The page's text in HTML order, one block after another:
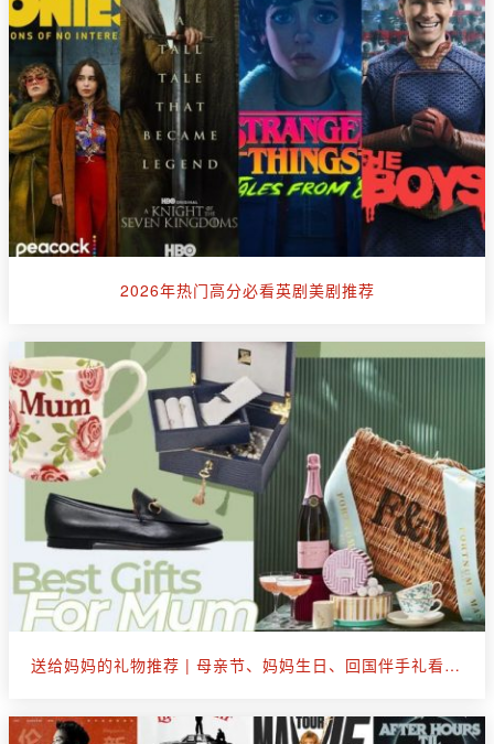
2026年热门高分必看英剧美剧推荐
送给妈妈的礼物推荐 | 母亲节、妈妈生日、回国伴手礼看这篇就够了